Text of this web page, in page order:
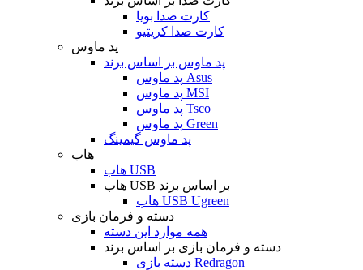
کارت صدا بویا
کارت صدا کریتیو
پد ماوس
پد ماوس بر اساس برند
پد ماوس Asus
پد ماوس MSI
پد ماوس Tsco
پد ماوس Green
پد ماوس گیمینگ
هاب
هاب USB
هاب USB بر اساس برند
هاب USB Ugreen
دسته و فرمان بازی
همه موارد این دسته
دسته و فرمان بازی بر اساس برند
دسته بازی Redragon